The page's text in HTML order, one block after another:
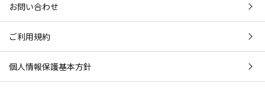
お問い合わせ
ご利用規約
個人情報保護基本方針